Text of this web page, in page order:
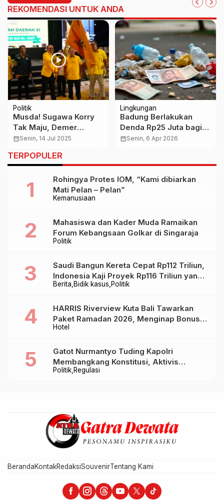
REKOMENDASI UNTUK ANDA
Politik
Musda! Sugawa Korry
Tak Maju, Demer
Otomatis Ketua Golkar
calendar_monthSenin, 14 Jul 2025
Lingkungan
Badung Berlakukan
Denda Rp25 Juta bagi
Pembuang Sampah
dari Sumber
calendar_monthSenin, 6 Apr 2026
TERPOPULER
Kemanusiaan
Rohingya Protes IOM, “Kami dibiarkan
Mati Pelan – Pelan”
Politik
Mahasiswa dan Kader Muda Ramaikan
Forum Kebangsaan Golkar di Singaraja
Berita Bidik kasus Politik
Saudi Bangun Kereta Cepat Rp112 Triliun,
Indonesia Kaji Proyek Rp116 Triliun yang
Baru Sampai Bandung
Hotel
HARRIS Riverview Kuta Bali Tawarkan
Paket Ramadan 2026, Menginap Bonus
Takjil hingga Bukber Mulai Rp88.888
Politik Regulasi
Gatot Nurmantyo Tuding Kapolri
Membangkang Konstitusi, Aktivis
Tegaskan Polri Tak Punya Sejarah
BerandaKontakRedaksiSouvenirTentang Kami